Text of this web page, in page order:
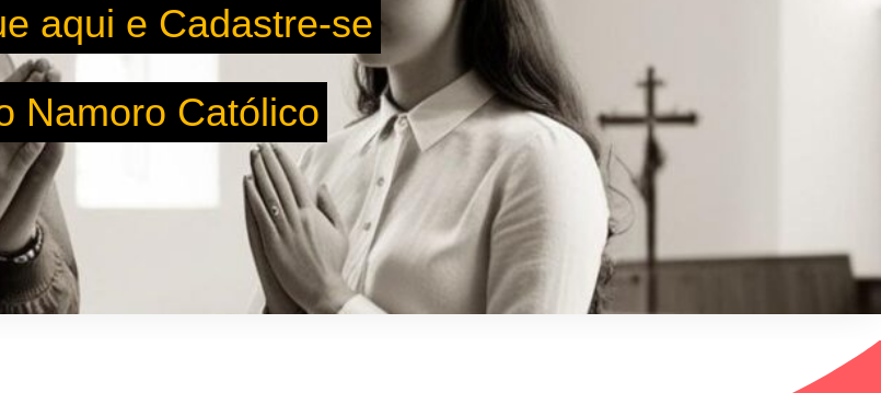
aqui e Cadastre-se
Namoro Católico